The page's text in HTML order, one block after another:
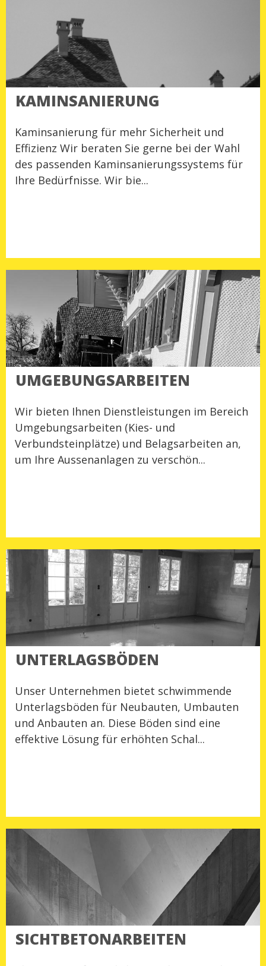
KAMINSANIERUNG
Kaminsanierung für mehr Sicherheit und
Effizienz Wir beraten Sie gerne bei der Wahl
des passenden Kaminsanierungssystems für
Ihre Bedürfnisse. Wir bie...
UMGEBUNGSARBEITEN
Wir bieten Ihnen Dienstleistungen im Bereich
Umgebungsarbeiten (Kies- und
Verbundsteinplätze) und Belagsarbeiten an,
um Ihre Aussenanlagen zu verschön...
UNTERLAGSBÖDEN
Unser Unternehmen bietet schwimmende
Unterlagsböden für Neubauten, Umbauten
und Anbauten an. Diese Böden sind eine
effektive Lösung für erhöhten Schal...
SICHTBETONARBEITEN